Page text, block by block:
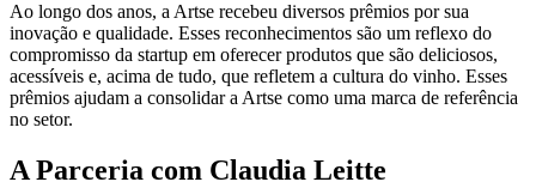
Ao longo dos anos, a Artse recebeu diversos prêmios por sua
inovação e qualidade. Esses reconhecimentos são um reflexo do
compromisso da startup em oferecer produtos que são deliciosos,
acessíveis e, acima de tudo, que refletem a cultura do vinho. Esses
prêmios ajudam a consolidar a Artse como uma marca de referência
no setor.
A Parceria com Claudia Leitte